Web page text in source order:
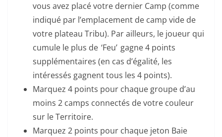
vous avez placé votre dernier Camp (comme
indiqué par l’emplacement de camp vide de
votre plateau Tribu). Par ailleurs, le joueur qui
cumule le plus de ‘Feu’ gagne 4 points
supplémentaires (en cas d’égalité, les
intéressés gagnent tous les 4 points).
Marquez 4 points pour chaque groupe d’au
moins 2 camps connectés de votre couleur
sur le Territoire.
Marquez 2 points pour chaque jeton Baie